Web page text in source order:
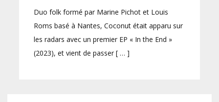
Duo folk formé par Marine Pichot et Louis
Roms basé à Nantes, Coconut était apparu sur
les radars avec un premier EP « In the End »
(2023), et vient de passer [ … ]